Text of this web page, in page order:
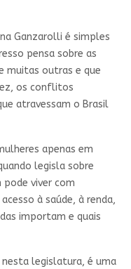
Ganzarolli é simples
pensa sobre as
muitas outras e que
os conflitos
atravessam o Brasil
apenas em
legisla sobre
pode viver com
à saúde, à renda,
importam e quais
legislatura, é uma